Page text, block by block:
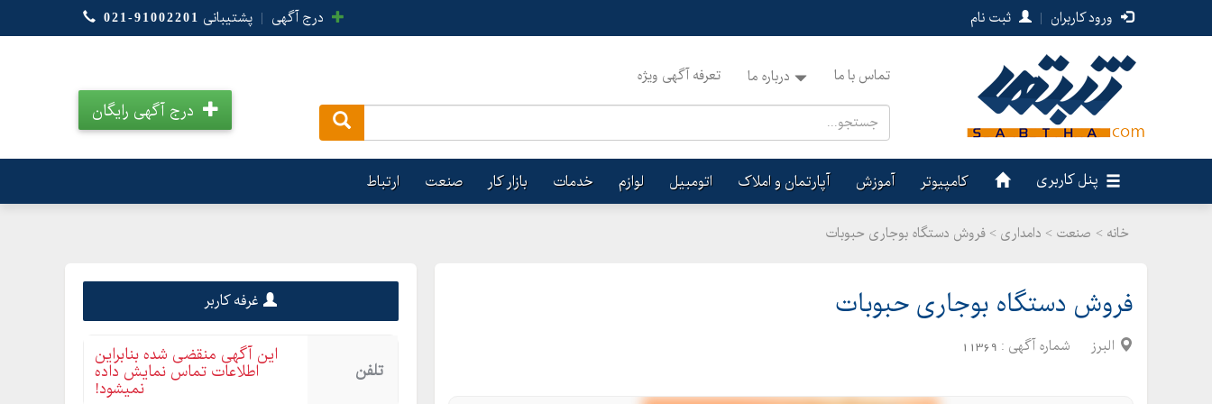
ورود کاربران | ثبت نام درج آگهی | پشتیبانی 021-91002201
تماس با ما درباره ما تعرفه آگهی ویژه
درج آگهی رایگان
پنل کاربری کامپیوتر آموزش آپارتمان و املاک اتومبیل لوازم خدمات بازار کار صنعت ارتباط
خانه > صنعت > دامداری > فروش دستگاه بوجاری حبوبات
فروش دستگاه بوجاری حبوبات
البرز شماره آگهی : 11369
غرفه کاربر
تلفن
این آگهی منقضی شده بنابراین
اطلاعات تماس نمایش داده
نمیشود!